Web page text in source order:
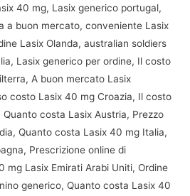
40 mg, Lasix generico portugal,
a buon mercato, conveniente Lasix
Lasix Olanda, australian soldiers
Lasix generico per ordine, Il costo
A buon mercato Lasix
costo Lasix 40 mg Croazia, Il costo
costa Lasix Austria, Prezzo
Quanto costa Lasix 40 mg Italia,
Prescrizione online di
mg Lasix Emirati Arabi Uniti, Ordine
generico, Quanto costa Lasix 40